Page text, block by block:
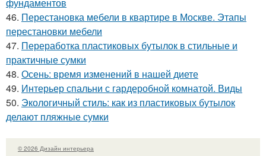
46. Перестановка мебели в квартире в Москве. Этапы
перестановки мебели
47. Переработка пластиковых бутылок в стильные и
практичные сумки
48. Осень: время изменений в нашей диете
49. Интерьер спальни с гардеробной комнатой. Виды
50. Экологичный стиль: как из пластиковых бутылок
делают пляжные сумки
© 2026 Дизайн интерьера